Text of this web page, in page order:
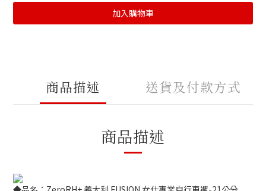
加入購物車
商品描述 送貨及付款方式
商品描述